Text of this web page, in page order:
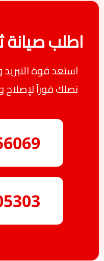
اطلب صيانة
استعد قوة التبريد
نصلك فوراً لإصلاح